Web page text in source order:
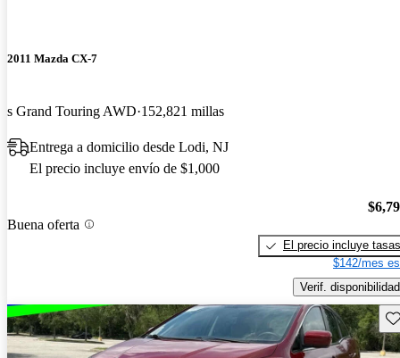
2011 Mazda CX-7
s Grand Touring AWD 152,821 millas
Entrega a domicilio desde Lodi, NJ
El precio incluye envío de $1,000
Buena oferta
El precio incluye tasas
$142/mes
Verif. disponibilidad